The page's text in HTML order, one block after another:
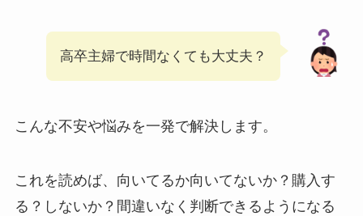
高卒主婦で時間なくても大丈夫？
こんな不安や悩みを一発で解決します。
これを読めば、向いてるか向いてないか？購入す
る？しないか？間違いなく判断できるようになる